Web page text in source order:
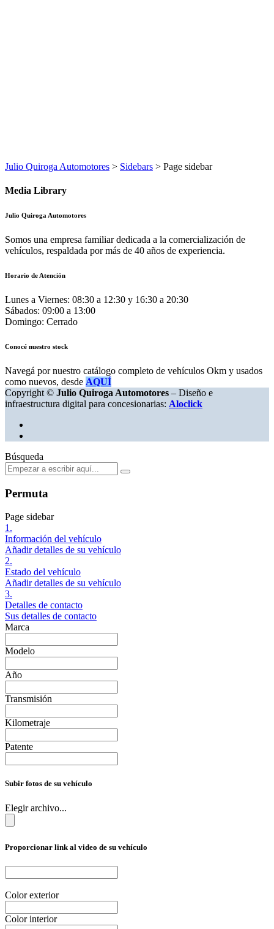
Julio Quiroga Automotores > Sidebars > Page sidebar
Media Library
Julio Quiroga Automotores
Somos una empresa familiar dedicada a la comercialización de
vehículos, respaldada por más de 40 años de experiencia.
Horario de Atención
Lunes a Viernes: 08:30 a 12:30 y 16:30 a 20:30
Sábados: 09:00 a 13:00
Domingo: Cerrado
Conocé nuestro stock
Navegá por nuestro catálogo completo de vehículos Okm y usados
como nuevos, desde AQUÍ
Copyright © Julio Quiroga Automotores – Diseño e
infraestructura digital para concesionarias: Aloclick
Búsqueda
Permuta
Page sidebar
1.
Información del vehículo
Añadir detalles de su vehículo
2.
Estado del vehículo
Añadir detalles de su vehículo
3.
Detalles de contacto
Sus detalles de contacto
Marca
Modelo
Año
Transmisión
Kilometraje
Patente
Subir fotos de su vehículo
Elegir archivo...
Proporcionar link al video de su vehículo
Color exterior
Color interior